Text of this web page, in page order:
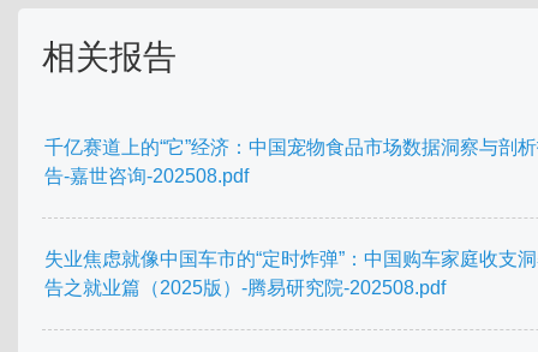
相关报告
千亿赛道上的“它”经济：中国宠物食品市场数据洞察与剖
告-嘉世咨询-202508.pdf
失业焦虑就像中国车市的“定时炸弹”：中国购车家庭收支
告之就业篇（2025版）-腾易研究院-202508.pdf